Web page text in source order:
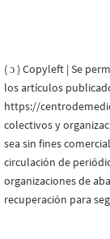
( ɔ ) Copyleft | Se
los artículos
https://
colectivos y
sea sin fines
circulación de
organizaciones de
recuperación para